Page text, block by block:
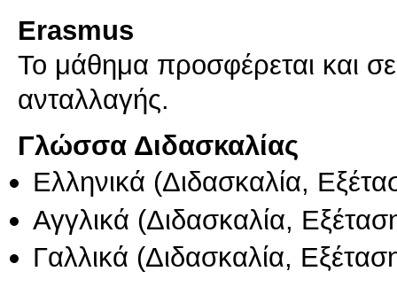
Erasmus
Το μάθημα προσφέρεται και
ανταλλαγής.
Γλώσσα Διδασκαλίας
Ελληνικά (Διδασκαλία,
Αγγλικά (Διδασκαλία,
Γαλλικά (Διδασκαλία,